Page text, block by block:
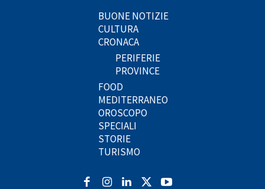
BUONE NOTIZIE
CULTURA
CRONACA
PERIFERIE
PROVINCE
FOOD
MEDITERRANEO
OROSCOPO
SPECIALI
STORIE
TURISMO